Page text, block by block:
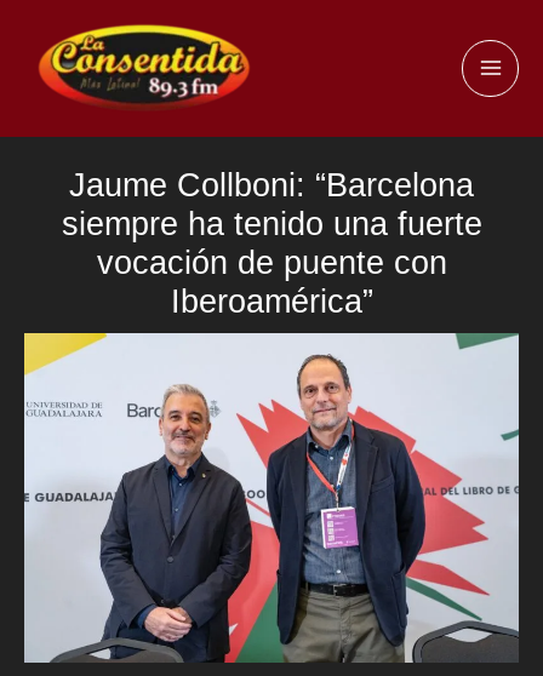
contenido
Jaume Collboni: “Barcelona
siempre ha tenido una fuerte
vocación de puente con
Iberoamérica”